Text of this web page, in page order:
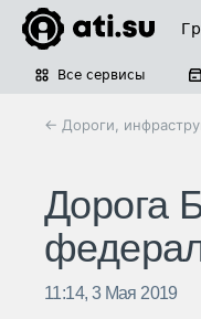
Все сервисы
← Дороги,
Дорога
11:14, 3 Мая 2019